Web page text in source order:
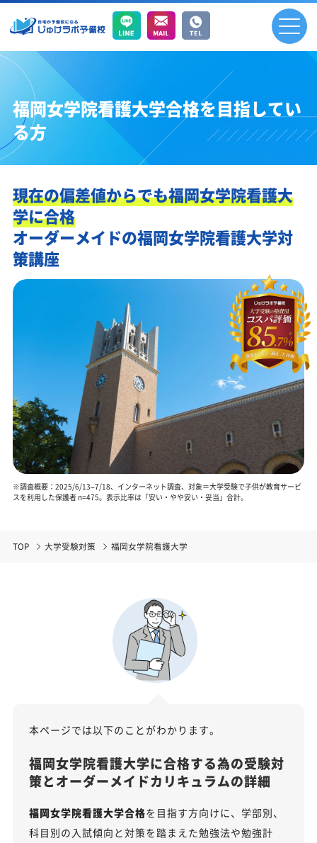
福岡女学院看護大学合格を目指してい
る方
現在の偏差値からでも福岡女学院看護大
学に合格
オーダーメイドの福岡女学院看護大学対
策講座
※調査概要：2025/6/13–7/18、インターネット調査、対象＝大学受験で子供が教育サービ
スを利用した保護者 n=475。表示比率は「安い・やや安い・妥当」合計。
TOP 大学受験対策 福岡女学院看護大学
本ページでは以下のことがわかります。
福岡女学院看護大学に合格する為の受験対
策とオーダーメイドカリキュラムの詳細
福岡女学院看護大学合格を目指す方向けに、学部別、
科目別の入試傾向と対策を踏まえた勉強法や勉強計